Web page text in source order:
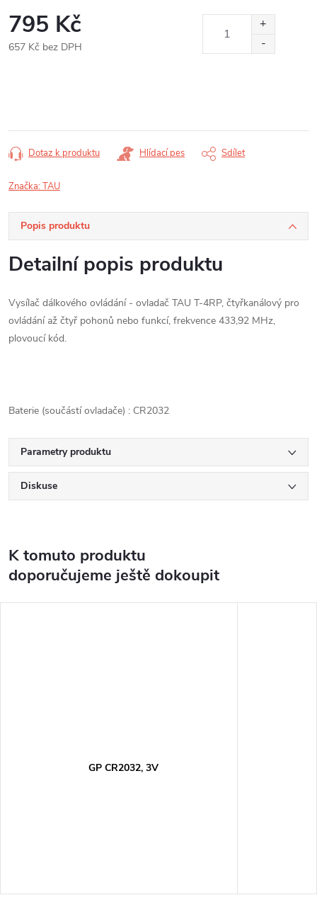
795 Kč
657 Kč bez DPH
Dotaz k produktu Hlídací pes Sdílet
Značka:TAU
Popis produktu
Detailní popis produktu
Vysílač dálkového ovládání - ovladač TAU T-4RP, čtyřkanálový pro
ovládání až čtyř pohonů nebo funkcí, frekvence 433,92 MHz,
plovoucí kód.
Baterie (součástí ovladače) : CR2032
Parametry produktu
Diskuse
K tomuto produktu
doporučujeme ještě dokoupit
GP CR2032, 3V